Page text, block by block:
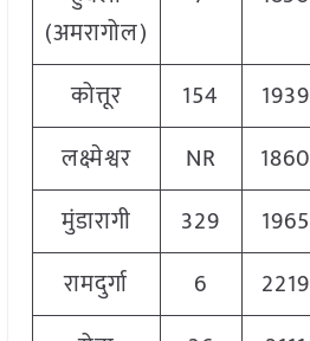
(अमरागोल)
कोत्तूर 154 1939
लक्ष्मेश्वर
NR 1860
मुंडारागी
329 1965
रामदुर्गा
6 2219